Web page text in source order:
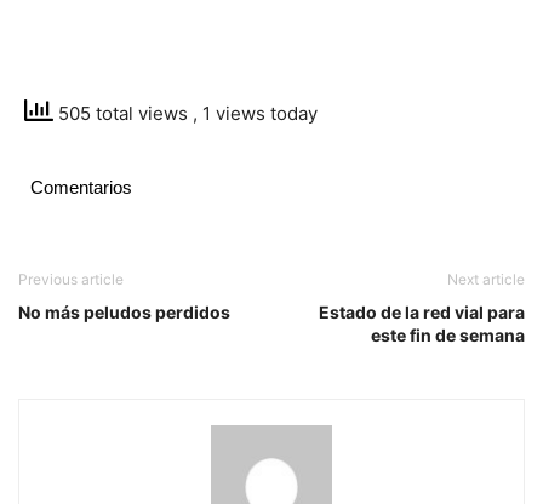
505 total views , 1 views today
Comentarios
Previous article
No más peludos perdidos
Next article
Estado de la red vial para
este fin de semana